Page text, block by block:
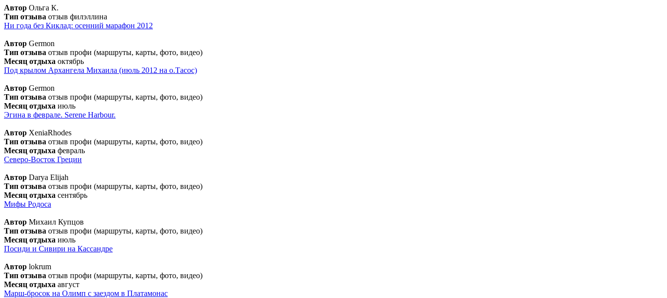
Автор Ольга К.
Тип отзыва отзыв филэллина
Ни года без Киклад: осенний марафон 2012
Автор Germon
Тип отзыва отзыв профи (маршруты, карты, фото, видео)
Месяц отдыха октябрь
Под крылом Архангела Михаила (июль 2012 на о.Тасос)
Автор Germon
Тип отзыва отзыв профи (маршруты, карты, фото, видео)
Месяц отдыха июль
Эгина в феврале. Serene Harbour.
Автор XeniaRhodes
Тип отзыва отзыв профи (маршруты, карты, фото, видео)
Месяц отдыха февраль
Северо-Восток Греции
Автор Darya Elijah
Тип отзыва отзыв профи (маршруты, карты, фото, видео)
Месяц отдыха сентябрь
Мифы Родоса
Автор Михаил Купцов
Тип отзыва отзыв профи (маршруты, карты, фото, видео)
Месяц отдыха июль
Посиди и Сивири на Кассандре
Автор lokrum
Тип отзыва отзыв профи (маршруты, карты, фото, видео)
Месяц отдыха август
Марш-бросок на Олимп с заездом в Платамонас